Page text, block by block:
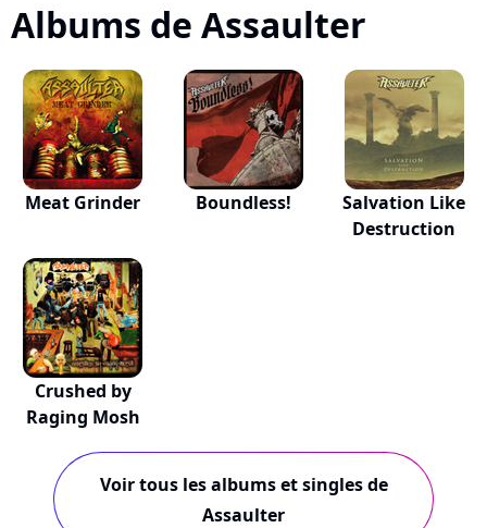
Albums de Assaulter
Meat Grinder Boundless!
Salvation Like
Destruction
Crushed by
Raging Mosh
Voir tous les albums et singles de
Assaulter